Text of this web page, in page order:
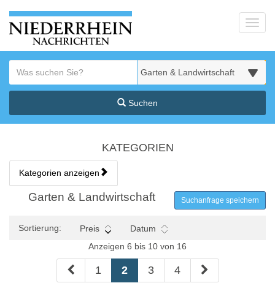
Suchen
Kategorien & Anzeigen
KATEGORIEN
Kategorien anzeigen
Bedienhinweis: Navigieren Sie mit Tab (Shift+Tab zurück).
Rubrik:
Garten & Landwirtschaft Suchanfrage speichern
Sortierung: Preis
Datum
Anzeigen 6 bis 10 von 16
1 2 3 4